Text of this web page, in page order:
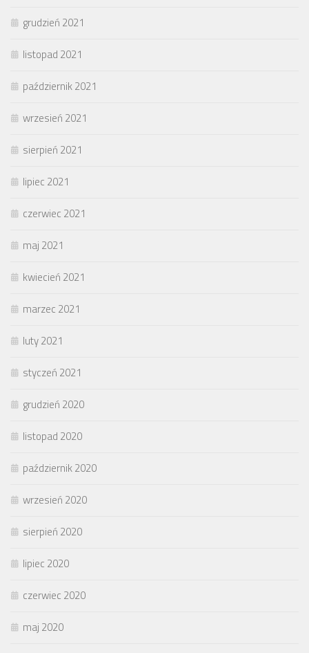
grudzień 2021
listopad 2021
październik 2021
wrzesień 2021
sierpień 2021
lipiec 2021
czerwiec 2021
maj 2021
kwiecień 2021
marzec 2021
luty 2021
styczeń 2021
grudzień 2020
listopad 2020
październik 2020
wrzesień 2020
sierpień 2020
lipiec 2020
czerwiec 2020
maj 2020